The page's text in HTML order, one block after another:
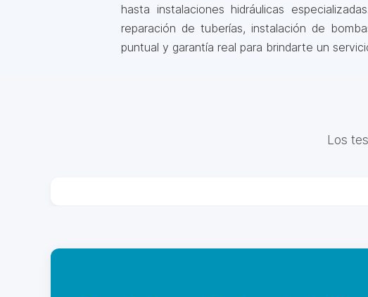
hasta instalaciones hidráulicas
reparación de tuberías, instalación de
puntual y garantía real para brindarte un
Los